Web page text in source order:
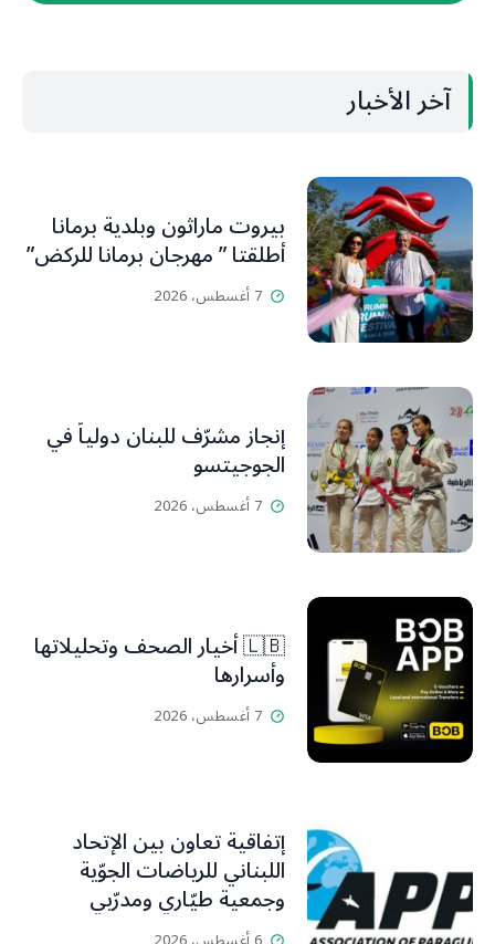
آخر الأخبار
بيروت ماراثون وبلدية برمانا
أطلقتا ” مهرجان برمانا للركض”
7 أغسطس، 2026
إنجاز مشرّف للبنان دولياً في
الجوجيتسو
7 أغسطس، 2026
🇱🇧 أخيار الصحف وتحليلاتها
وأسرارها
7 أغسطس، 2026
إتفاقية تعاون بين الإتحاد
اللبناني للرياضات الجوّية
وجمعية طيّاري ومدرّبي
الطيران الشراعي